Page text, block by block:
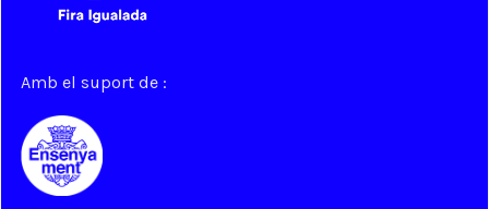
Amb el suport de :